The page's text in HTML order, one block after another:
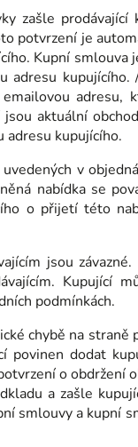
zašle
potvrzení je
Kupní
adresu
aktuální
adresu kupujícího.
v
nabídka se
o přijetí této
jsou
Kupující
podmínkách.
chybě na
povinen dodat
o obdržení
a zašle
smlouvy a